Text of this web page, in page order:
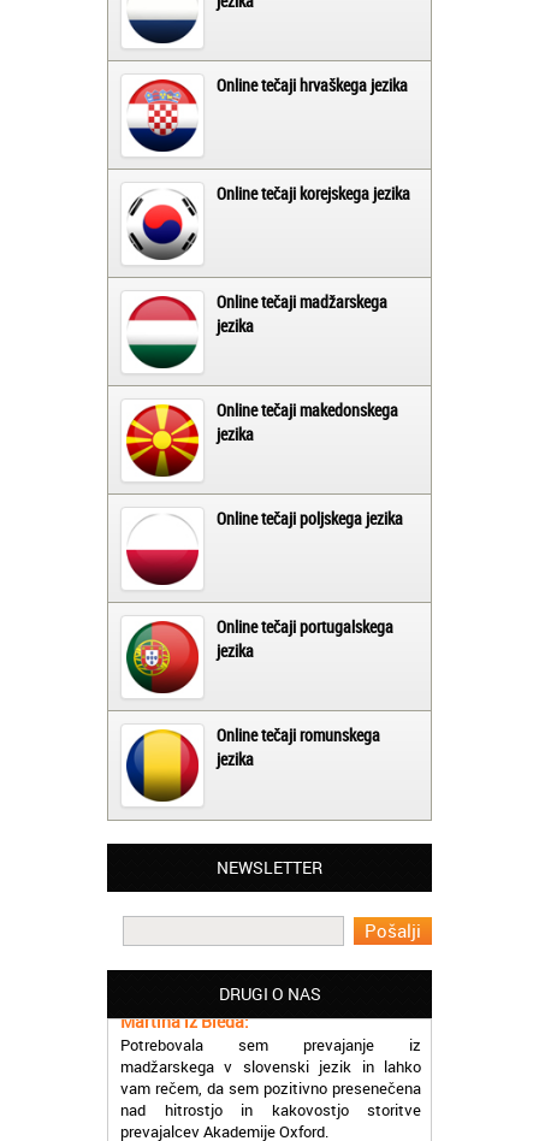
Online tečaji hrvaškega jezika
Online tečaji korejskega jezika
Online tečaji madžarskega
jezika
Online tečaji makedonskega
jezika
Online tečaji poljskega jezika
Online tečaji portugalskega
jezika
Online tečaji romunskega
jezika
NEWSLETTER
DRUGI O NAS
Matjaž iz Ajdovščine:
Lahko pohvalim vse zaposlene v Akademiji
Oxford, ker so resnično profesionalni in
prevajalske storitve opravljajo hitro in
Potrebovala sem prevajanje iz
madžarskega v slovenski jezik in lahko
vam rečem, da sem pozitivno presenečena
nad hitrostjo in kakovostjo storitve
prevajalcev Akademije Oxford.